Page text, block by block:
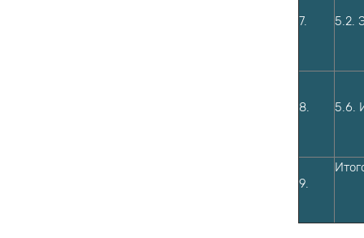
7. 5.2.
8. 5.6.
9.